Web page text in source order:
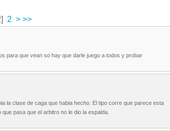
2 >>>
para que vean so hay que darle juego a todos y probar
la clase de caga que habia hecho. El tipo corre que parece esta
pasa que el arbitro no le dio la espalda.